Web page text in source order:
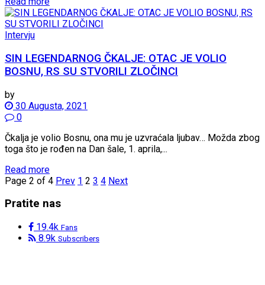
Intervju
SIN LEGENDARNOG ČKALJE: OTAC JE VOLIO
BOSNU, RS SU STVORILI ZLOČINCI
by
30 Augusta, 2021
0
Čkalja je volio Bosnu, ona mu je uzvraćala ljubav… Možda zbog
toga što je rođen na Dan šale, 1. aprila,...
Read more
Page 2 of 4 Prev 1 2 3 4 Next
Pratite nas
19.4k Fans
8.9k Subscribers